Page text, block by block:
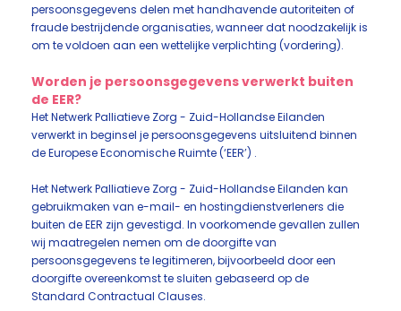
persoonsgegevens delen met handhavende autoriteiten of
fraude bestrijdende organisaties, wanneer dat noodzakelijk is
om te voldoen aan een wettelijke verplichting (vordering).
Worden je persoonsgegevens verwerkt buiten
de EER?
Het Netwerk Palliatieve Zorg - Zuid-Hollandse Eilanden
verwerkt in beginsel je persoonsgegevens uitsluitend binnen
de Europese Economische Ruimte (‘EER’) .
Het Netwerk Palliatieve Zorg - Zuid-Hollandse Eilanden kan
gebruikmaken van e-mail- en hostingdienstverleners die
buiten de EER zijn gevestigd. In voorkomende gevallen zullen
wij maatregelen nemen om de doorgifte van
persoonsgegevens te legitimeren, bijvoorbeeld door een
doorgifte overeenkomst te sluiten gebaseerd op de
Standard Contractual Clauses.